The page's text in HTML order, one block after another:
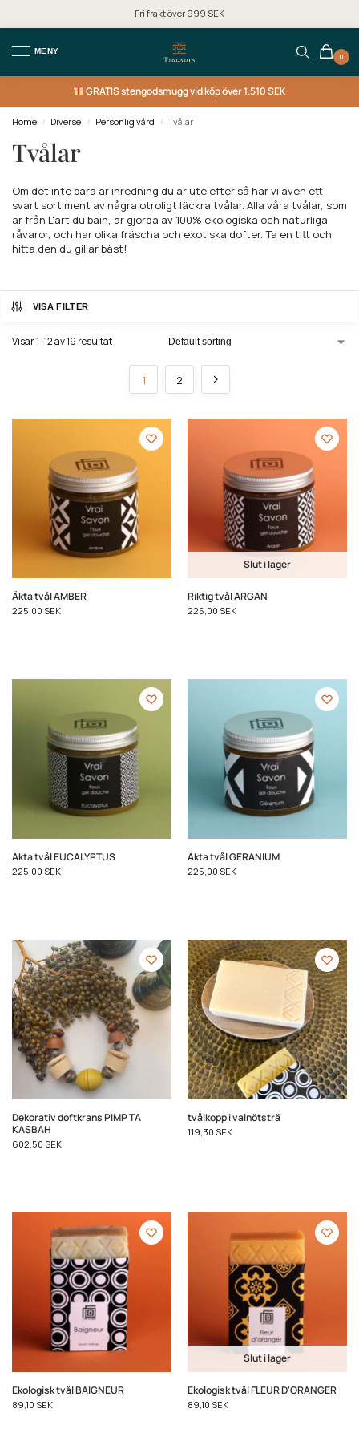
Fri frakt över 999 SEK
MENY
0
GRATISstengodsmugg vid köp över 1.510 SEK
Home / Diverse / Personlig vård / Tvålar
Tvålar
Om det inte bara är inredning du är ute efter så har vi även ett
svart sortiment av några otroligt läckra tvålar. Alla våra tvålar, som
är från L'art du bain, är gjorda av 100% ekologiska och naturliga
råvaror, och har olika fräscha och exotiska dofter. Ta en titt och
hitta den du gillar bäst!
VISA FILTER
Visar 1–12 av 19 resultat
1 2
Äkta tvål AMBER
225,00 SEK
Slut i lager
Riktig tvål ARGAN
225,00 SEK
Äkta tvål EUCALYPTUS
225,00 SEK
Äkta tvål GERANIUM
225,00 SEK
Dekorativ doftkrans PIMP TA
KASBAH
602,50 SEK
tvålkopp i valnötsträ
119,30 SEK
Ekologisk tvål BAIGNEUR
89,10 SEK
Slut i lager
Ekologisk tvål FLEUR D'ORANGER
89,10 SEK